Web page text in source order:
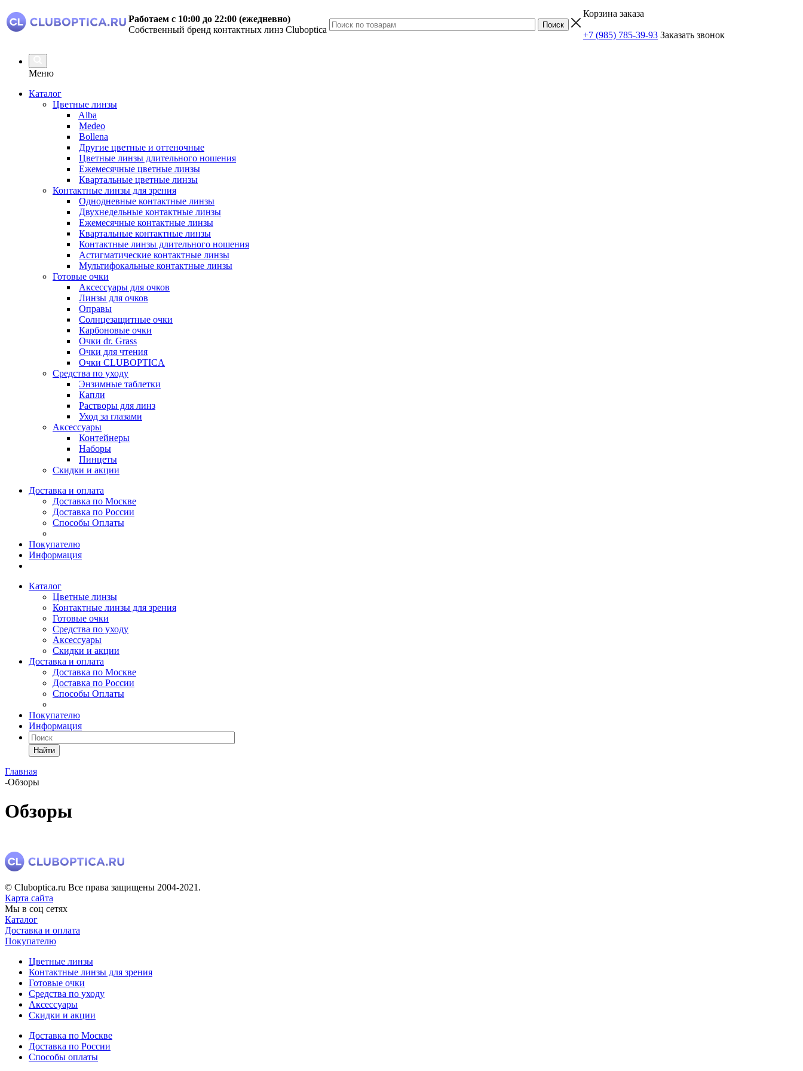
Работаем с 10:00 до 22:00 (ежедневно)
Собственный бренд контактных линз Cluboptica
Корзина заказа
+7 (985) 785-39-93 Заказать звонок
Меню
Каталог
Цветные линзы
Alba
Medeo
Bollena
Другие цветные и оттеночные
Цветные линзы длительного ношения
Ежемесячные цветные линзы
Квартальные цветные линзы
Контактные линзы для зрения
Однодневные контактные линзы
Двухнедельные контактные линзы
Ежемесячные контактные линзы
Квартальные контактные линзы
Контактные линзы длительного ношения
Астигматические контактные линзы
Мультифокальные контактные линзы
Готовые очки
Аксессуары для очков
Линзы для очков
Оправы
Солнцезащитные очки
Карбоновые очки
Очки dr. Grass
Очки для чтения
Очки CLUBOPTICA
Средства по уходу
Энзимные таблетки
Капли
Растворы для линз
Уход за глазами
Аксессуары
Контейнеры
Наборы
Пинцеты
Скидки и акции
Доставка и оплата
Доставка по Москве
Доставка по России
Способы Оплаты
Покупателю
Информация
Каталог
Цветные линзы
Контактные линзы для зрения
Готовые очки
Средства по уходу
Аксессуары
Скидки и акции
Доставка и оплата
Доставка по Москве
Доставка по России
Способы Оплаты
Покупателю
Информация
Найти
Главная
-Обзоры
Обзоры
© Cluboptica.ru Все права защищены 2004-2021.
Карта сайта
Мы в соц сетях
Каталог
Доставка и оплата
Покупателю
Цветные линзы
Контактные линзы для зрения
Готовые очки
Средства по уходу
Аксессуары
Скидки и акции
Доставка по Москве
Доставка по России
Способы оплаты